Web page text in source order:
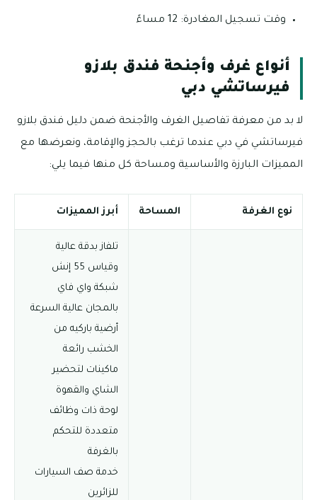
وقت تسجيل المغادرة: 12 مساءً
أنواع غرف وأجنحة فندق بلازو
فيرساتشي دبي
لا بد من معرفة تفاصيل الغرف والأجنحة ضمن دليل فندق بلازو
فيرساتشي في دبي عندما ترغب بالحجز والإقامة، ونعرضها مع
المميزات البارزة والأساسية ومساحة كل منها فيما يلي:
نوع الغرفة المساحة أبرز المميزات
تلفاز بدقة عالية
وقياس 55 إنش
شبكة واي فاي
بالمجان عالية السرعة
أرضية باركيه من
الخشب رائعة
ماكينات لتحضير
الشاي والقهوة
لوحة ذات وظائف
متعددة للتحكم
بالغرفة
خدمة صف السيارات
للزائرين